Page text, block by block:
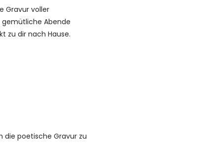
Gravur voller
gemütliche Abende
zu dir nach Hause.
die poetische Gravur zu